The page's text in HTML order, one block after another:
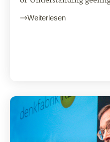
Weiterlesen